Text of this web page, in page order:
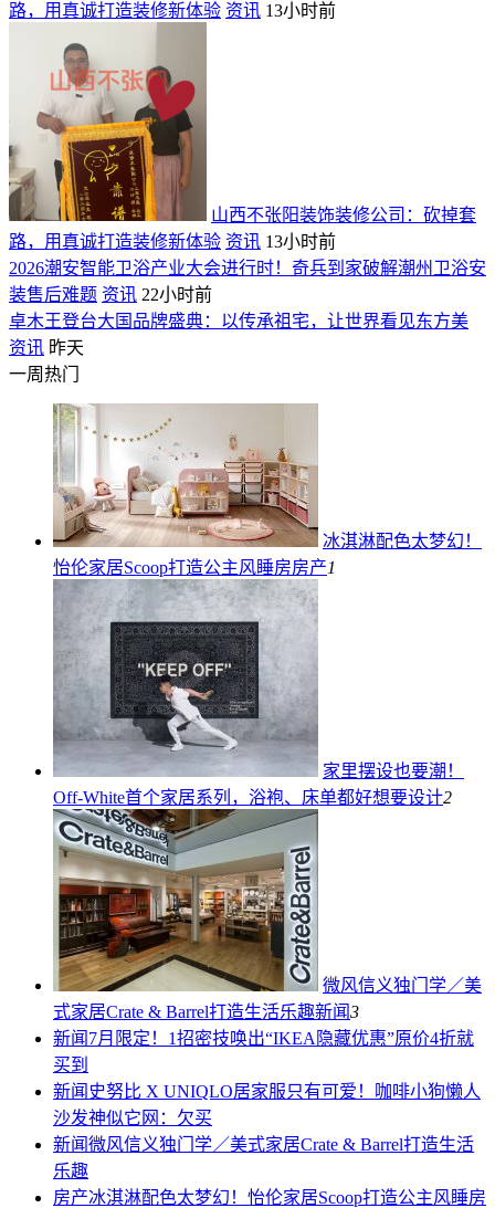
路，用真诚打造装修新体验 资讯 13小时前
山西不张阳装饰装修公司：砍掉套
路，用真诚打造装修新体验 资讯 13小时前
2026潮安智能卫浴产业大会进行时！奇兵到家破解潮州卫浴安
装售后难题 资讯 22小时前
卓木王登台大国品牌盛典：以传承祖宅，让世界看见东方美
资讯 昨天
一周热门
冰淇淋配色太梦幻！
怡伦家居Scoop打造公主风睡房房产1
家里摆设也要潮！
Off-White首个家居系列，浴袍、床单都好想要设计2
微风信义独门学／美
式家居Crate & Barrel打造生活乐趣新闻3
新闻 7月限定！1招密技唤出“IKEA隐藏优惠”原价4折就
买到
新闻 史努比 X UNIQLO居家服只有可爱！咖啡小狗懒人
沙发神似它网：欠买
新闻微风信义独门学／美式家居Crate & Barrel打造生活
乐趣
房产冰淇淋配色太梦幻！怡伦家居Scoop打造公主风睡房